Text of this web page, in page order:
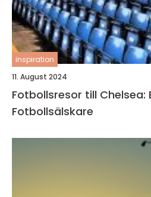
inspiration
11. August 2024
Fotbollsresor till Chelsea:
Fotbollsälskare